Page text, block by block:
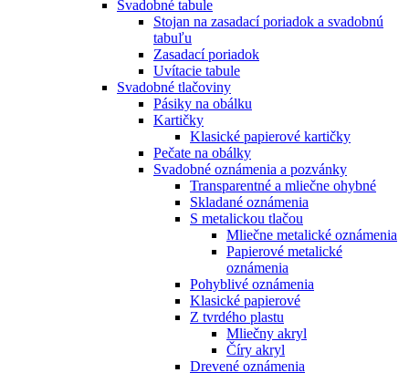
Svadobné tabule
Stojan na zasadací poriadok a svadobnú
tabuľu
Zasadací poriadok
Uvítacie tabule
Svadobné tlačoviny
Pásiky na obálku
Kartičky
Klasické papierové kartičky
Pečate na obálky
Svadobné oznámenia a pozvánky
Transparentné a mliečne ohybné
Skladané oznámenia
S metalickou tlačou
Mliečne metalické oznámenia
Papierové metalické
oznámenia
Pohyblivé oznámenia
Klasické papierové
Z tvrdého plastu
Mliečny akryl
Číry akryl
Drevené oznámenia